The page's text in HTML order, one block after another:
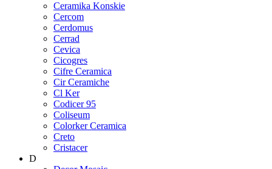
Ceramika Konskie
Cercom
Cerdomus
Cerrad
Cevica
Cicogres
Cifre Ceramica
Cir Ceramiche
Cl Ker
Codicer 95
Coliseum
Colorker Ceramica
Creto
Cristacer
D